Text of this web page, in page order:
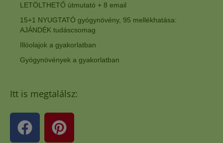
LETÖLTHETŐ útmutató + 8 email
15+1 NYUGTATÓ gyógynövény, 95 mellékhatása:
AJÁNDÉK tudáscsomag
Illóolajok a gyakorlatban
Gyógynövények a gyakorlatban
Itt is megtalálsz: